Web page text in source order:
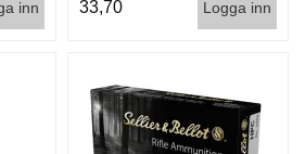
inn 33,70 Logga inn